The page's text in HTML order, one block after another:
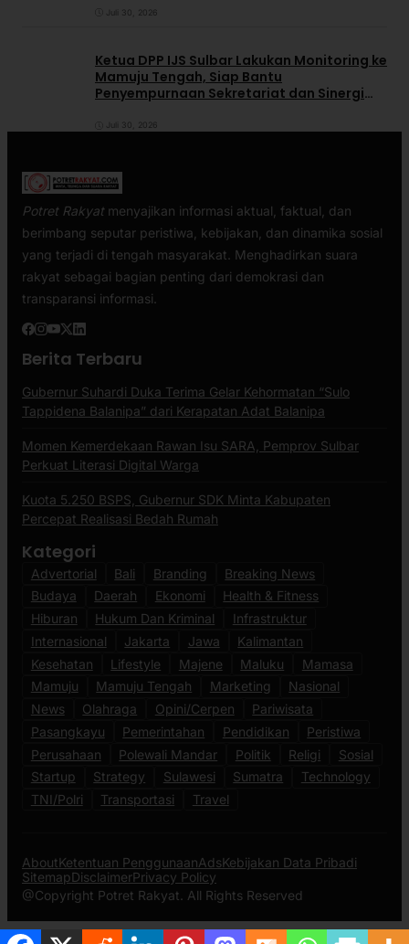
Juli 30, 2026
Ketua DPP IJS Sulbar Lakukan Monitoring ke
Mamuju Tengah, Siap Bantu
Penyempurnaan Sekretariat dan Sinergi
Juli 30, 2026
Potret Rakyatmenyajikan informasi aktual, faktual, dan
berimbang seputar peristiwa, kebijakan, dan dinamika sosial
yang terjadi di tengah masyarakat. Menghadirkan suara
rakyat sebagai bagian penting dari demokrasi dan
transparansi informasi.
Berita Terbaru
Gubernur Suhardi Duka Terima Gelar Kehormatan “Sulo
Tappidena Balanipa” dari Kerapatan Adat Balanipa
Momen Kemerdekaan Rawan Isu SARA, Pemprov Sulbar
Perkuat Literasi Digital Warga
Kuota 5.250 BSPS, Gubernur SDK Minta Kabupaten
Percepat Realisasi Bedah Rumah
Kategori
Advertorial Bali Branding
Breaking News
Budaya
Daerah Ekonomi
Health & Fitness
Hiburan
Hukum Dan Kriminal
Infrastruktur
Internasional
Jakarta Jawa
Kalimantan
Kesehatan
Lifestyle Majene Maluku
Mamasa
Mamuju
Mamuju Tengah Marketing
Nasional
News
Olahraga Opini/Cerpen
Pariwisata
Pasangkayu
Pemerintahan Pendidikan
Peristiwa
Perusahaan
Polewali Mandar Politik Religi
Sosial
Startup
Strategy Sulawesi Sumatra
Technology
TNI/Polri
Transportasi Travel
AboutKetentuan PenggunaanAdsKebijakan Data Pribadi
SitemapDisclaimerPrivacy Policy
@Copyright Potret Rakyat. All Rights Reserved